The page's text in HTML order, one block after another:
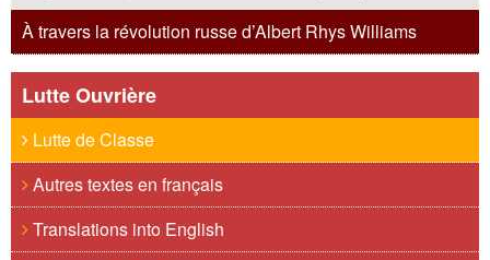
À travers la révolution russe d’Albert Rhys Williams
Lutte Ouvrière
Lutte de Classe
Autres textes en français
Translations into English